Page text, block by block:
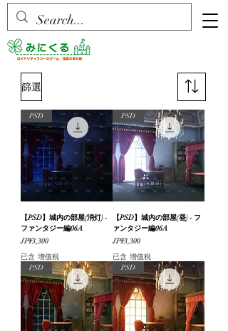
篩選
PSD
【PSD】城内の部屋(消灯) -
ファンタジー編06A
價格
JP¥3,300
已含 增值税
PSD
【PSD】城内の部屋(昼) - フ
ァンタジー編06A
價格
JP¥3,300
已含 增值税
PSD
PSD